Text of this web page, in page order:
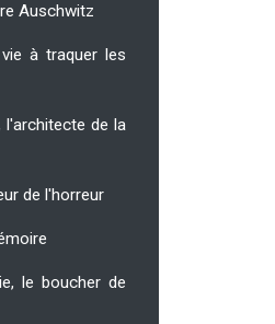
Auschwitz
à traquer les
l'architecte de la
de l'horreur
le boucher de